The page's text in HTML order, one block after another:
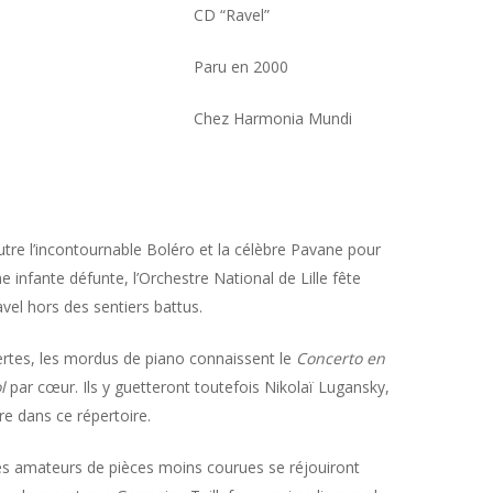
CD “Ravel”
Paru en 2000
Chez Harmonia Mundi
l’incontournable Boléro et la célèbre Pavane pour
infante défunte, l’Orchestre National de Lille fête
hors des sentiers battus.
les mordus de piano connaissent le Concerto en
par cœur. Ils y guetteront toutefois Nikolaï Lugansky,
dans ce répertoire.
amateurs de pièces moins courues se réjouiront